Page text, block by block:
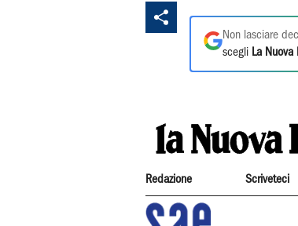
Non lasciare
scegli La Nuova
Redazione Scriveteci